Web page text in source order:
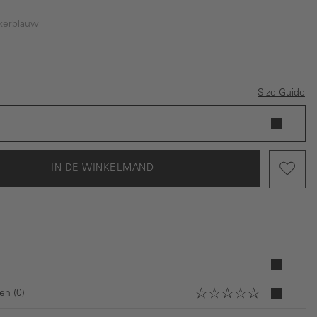
Size Guide
IN DE WINKELMAND
(0)